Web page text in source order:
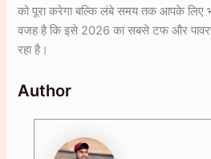
को पूरा करेगा बल्कि लंबे समय तक आपके लिए
वजह है कि इसे 2026 का सबसे टफ और
रहा है।
Author